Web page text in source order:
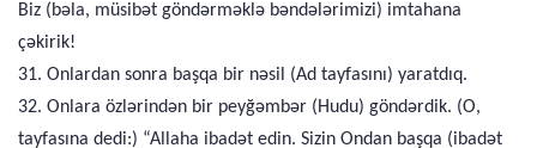
Biz (bəla, müsibət göndərməklə bəndələrimizi) imtahana
çəkirik!
31. Onlardan sonra başqa bir nəsil (Ad tayfasını) yaratdıq.
32. Onlara özlərindən bir peyğəmbər (Hudu) göndərdik. (O,
tayfasına dedi:) “Allaha ibadət edin. Sizin Ondan başqa (ibadət